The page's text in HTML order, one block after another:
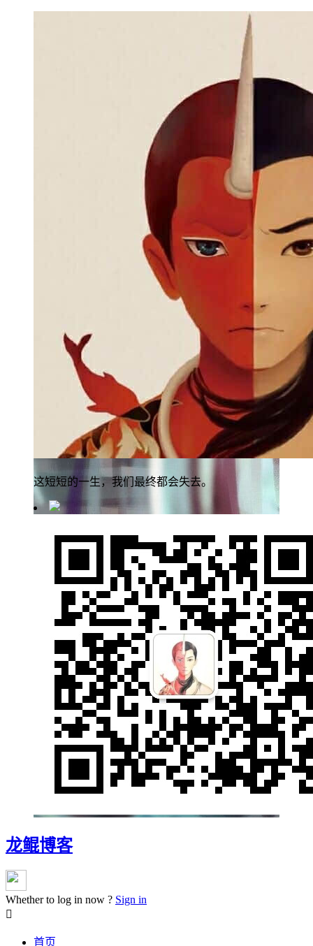
这短短的一生，我们最终都会失去。
龙鲲博客
Whether to log in now ? Sign in

首页